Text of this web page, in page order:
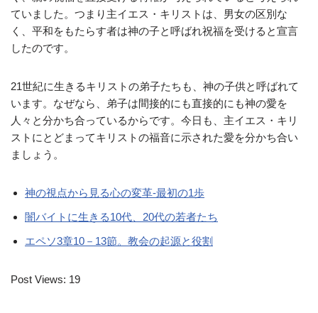
ていました。つまり主イエス・キリストは、男女の区別な
く、平和をもたらす者は神の子と呼ばれ祝福を受けると宣言
したのです。
21世紀に生きるキリストの弟子たちも、神の子供と呼ばれて
います。なぜなら、弟子は間接的にも直接的にも神の愛を
人々と分かち合っているからです。今日も、主イエス・キリ
ストにとどまってキリストの福音に示された愛を分かち合い
ましょう。
神の視点から見る心の変革-最初の1歩
闇バイトに生きる10代、20代の若者たち
エペソ3章10－13節。教会の起源と役割
Post Views: 19